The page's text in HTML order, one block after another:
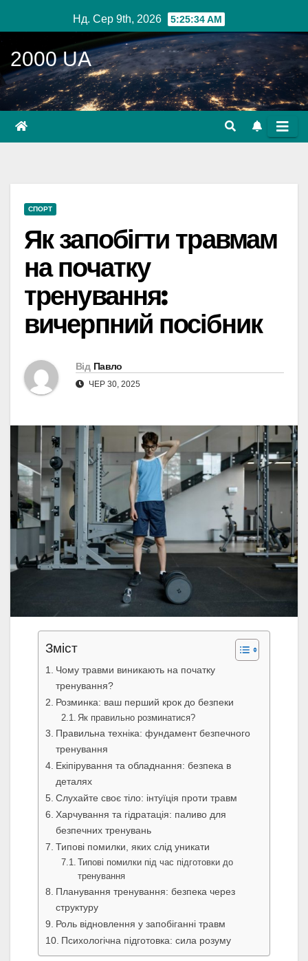
до
вмісту
Нд. Сер 9th, 2026 5:25:36 AM
2000 UA
СПОРТ
Як запобігти травмам
на початку
тренування:
вичерпний посібник
Від Павло
ЧЕР 30, 2025
Зміст
Чому травми виникають на початку
тренування?
Розминка: ваш перший крок до безпеки
Як правильно розминатися?
Правильна техніка: фундамент безпечного
тренування
Екіпірування та обладнання: безпека в
деталях
Слухайте своє тіло: інтуїція проти травм
Харчування та гідратація: паливо для
безпечних тренувань
Типові помилки, яких слід уникати
Типові помилки під час підготовки до
тренування
Планування тренування: безпека через
структуру
Роль відновлення у запобіганні травм
Психологічна підготовка: сила розуму